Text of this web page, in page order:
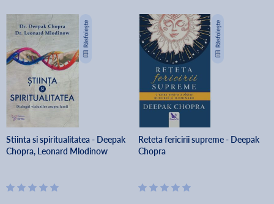
Stiinta si spiritualitatea - Deepak
Chopra, Leonard Mlodinow
Reteta fericirii supreme - Deepak
Chopra